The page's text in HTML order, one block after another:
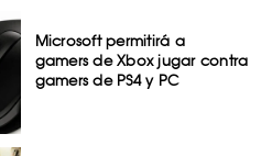
Microsoft permitirá a
gamers de Xbox jugar contra
gamers de PS4 y PC